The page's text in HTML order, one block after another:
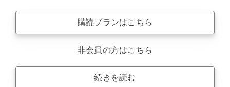
購読プランはこちら
非会員の方はこちら
続きを読む